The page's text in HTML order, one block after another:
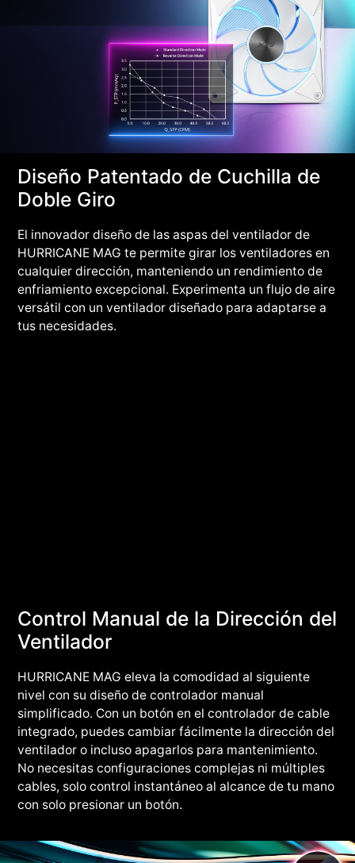
Diseño Patentado de Cuchilla de
Doble Giro
El innovador diseño de las aspas del ventilador de
HURRICANE MAG te permite girar los ventiladores en
cualquier dirección, manteniendo un rendimiento de
enfriamiento excepcional. Experimenta un flujo de aire
versátil con un ventilador diseñado para adaptarse a
tus necesidades.
Control Manual de la Dirección del
Ventilador
HURRICANE MAG eleva la comodidad al siguiente
nivel con su diseño de controlador manual
simplificado. Con un botón en el controlador de cable
integrado, puedes cambiar fácilmente la dirección del
ventilador o incluso apagarlos para mantenimiento.
No necesitas configuraciones complejas ni múltiples
cables, solo control instantáneo al alcance de tu mano
con solo presionar un botón.